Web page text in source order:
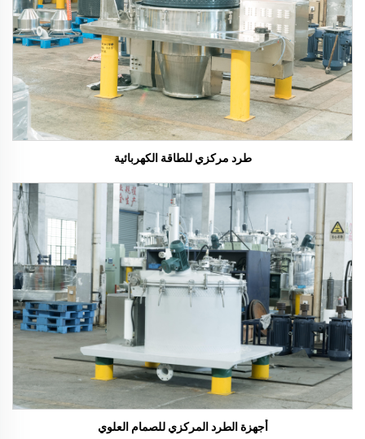
طرد مركزي للطاقة الكهربائية
أجهزة الطرد المركزي للصمام العلوي